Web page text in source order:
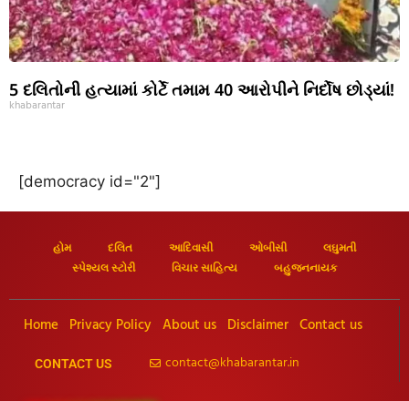
5 દલિતોની હત્યામાં કોર્ટે તમામ 40 આરોપીને નિર્દોષ છોડ્યાં!
khabarantar
[democracy id="2"]
હોમ દલિત આદિવાસી ઓબીસી
લઘુમતી
સ્પેશ્યલ સ્ટોરી
વિચાર સાહિત્ય બહુજનનાયક
Home Privacy Policy About us Disclaimer Contact us
CONTACT US contact@khabarantar.in